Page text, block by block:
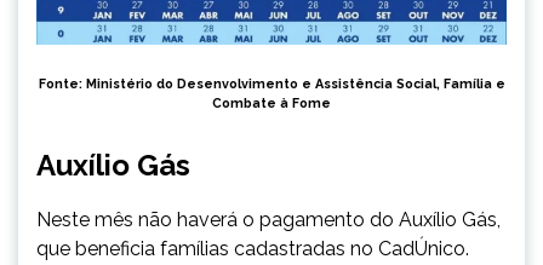
Fonte: Ministério do Desenvolvimento e Assistência Social, Família e
Combate à Fome
Auxílio Gás
Neste mês não haverá o pagamento do Auxílio Gás,
que beneficia famílias cadastradas no CadÚnico.